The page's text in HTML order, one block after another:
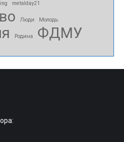
metalday21
Люди Молодь
Родина ФДМУ